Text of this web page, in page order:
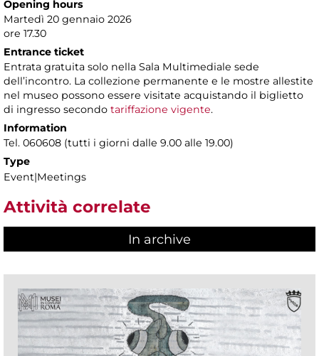
Opening hours
Martedì 20 gennaio 2026
ore 17.30
Entrance ticket
Entrata gratuita solo nella Sala Multimediale sede
dell’incontro. La collezione permanente e le mostre allestite
nel museo possono essere visitate acquistando il biglietto
di ingresso secondo tariffazione vigente.
Information
Tel. 060608 (tutti i giorni dalle 9.00 alle 19.00)
Type
Event|Meetings
Attività correlate
In archive